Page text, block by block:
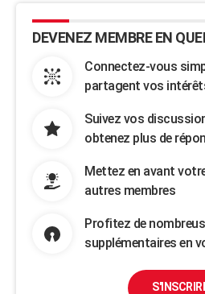
DEVENEZ MEMBRE EN
Connectez-vous
partagent vos
Suivez vos
obtenez plus de
Mettez en avant
autres membres
Profitez de
supplémentaires en